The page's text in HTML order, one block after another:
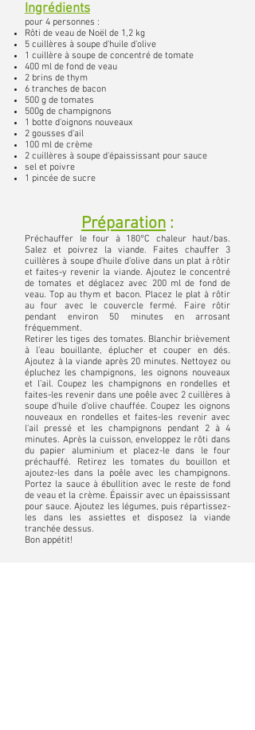
Ingrédients
pour 4 personnes :
Rôti de veau de Noël de 1,2 kg
5 cuillères à soupe d'huile d'olive
1 cuillère à soupe de concentré de tomate
400 ml de fond de veau
2 brins de thym
6 tranches de bacon
500 g de tomates
500g de champignons
1 botte d'oignons nouveaux
2 gousses d'ail
100 ml de crème
2 cuillères à soupe d'épaississant pour sauce
sel et poivre
1 pincée de sucre
Préparation :
Préchauffer le four à 180°C chaleur haut/bas.
Salez et poivrez la viande. Faites chauffer 3
cuillères à soupe d’huile d’olive dans un plat à rôtir
et faites-y revenir la viande. Ajoutez le concentré
de tomates et déglacez avec 200 ml de fond de
veau. Top au thym et bacon. Placez le plat à rôtir
au four avec le couvercle fermé. Faire rôtir
pendant environ 50 minutes en arrosant
fréquemment.
Retirer les tiges des tomates. Blanchir brièvement
à l’eau bouillante, éplucher et couper en dés.
Ajoutez à la viande après 20 minutes. Nettoyez ou
épluchez les champignons, les oignons nouveaux
et l’ail. Coupez les champignons en rondelles et
faites-les revenir dans une poêle avec 2 cuillères à
soupe d’huile d’olive chauffée. Coupez les oignons
nouveaux en rondelles et faites-les revenir avec
l'ail pressé et les champignons pendant 2 à 4
minutes. Après la cuisson, enveloppez le rôti dans
du papier aluminium et placez-le dans le four
préchauffé.
Retirez les tomates du bouillon et
ajoutez-les dans la poêle avec les champignons.
Portez la sauce à ébullition avec le reste de fond
de veau et la crème. Épaissir avec un épaississant
pour sauce. Ajoutez les légumes, puis répartissez-
les dans les assiettes et disposez la viande
tranchée dessus.
Bon appétit!